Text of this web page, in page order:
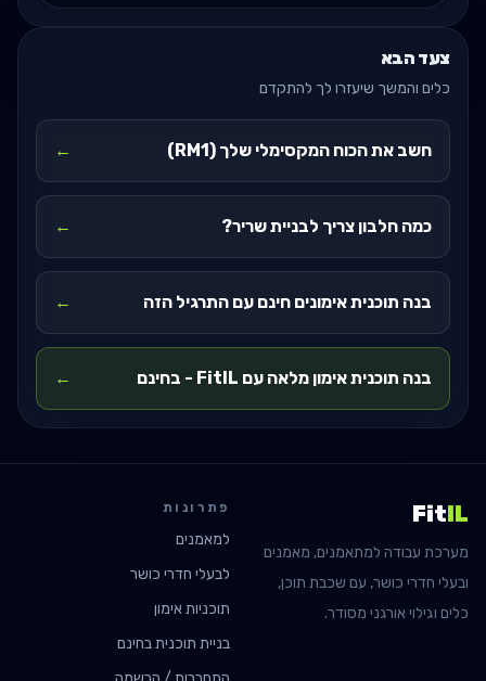
צעד הבא
כלים והמשך שיעזרו לך להתקדם
חשב את הכוח המקסימלי שלך (RM1) ←
כמה חלבון צריך לבניית שריר? ←
בנה תוכנית אימונים חינם עם התרגיל הזה ←
בנה תוכנית אימון מלאה עם FitIL - בחינם ←
FitIL
מערכת עבודה למתאמנים, מאמנים
ובעלי חדרי כושר, עם שכבת תוכן,
כלים וגילוי אורגני מסודר.
פתרונות
למאמנים
לבעלי חדרי כושר
תוכניות אימון
בניית תוכנית בחינם